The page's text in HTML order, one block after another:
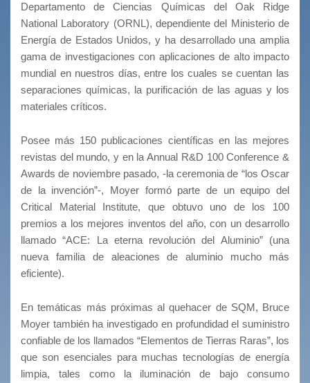
Departamento de Ciencias Químicas del Oak Ridge
National Laboratory (ORNL), dependiente del Ministerio de
Energía de Estados Unidos, y ha desarrollado una amplia
gama de investigaciones con aplicaciones de alto impacto
mundial en nuestros días, entre los cuales se cuentan las
separaciones químicas, la purificación de las aguas y los
materiales críticos.
Posee más 150 publicaciones científicas en las mejores
revistas del mundo, y en la Annual R&D 100 Conference &
Awards de noviembre pasado, -la ceremonia de “los Oscar
de la invención”-, Moyer formó parte de un equipo del
Critical Material Institute, que obtuvo uno de los 100
premios a los mejores inventos del año, con un desarrollo
llamado “ACE: La eterna revolución del Aluminio” (una
nueva familia de aleaciones de aluminio mucho más
eficiente).
En temáticas más próximas al quehacer de SQM, Bruce
Moyer también ha investigado en profundidad el suministro
confiable de los llamados “Elementos de Tierras Raras”, los
que son esenciales para muchas tecnologías de energía
limpia, tales como la iluminación de bajo consumo